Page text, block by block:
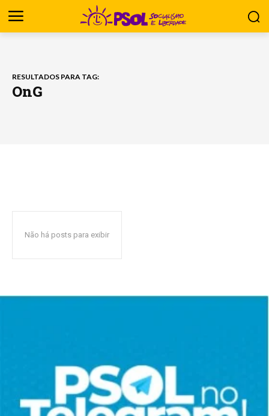
RESULTADOS PARA TAG:
OnG
Não há posts para exibir